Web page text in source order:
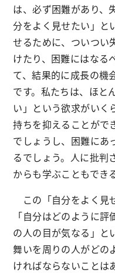
は、必ず困難があり、
分をよく見せたい」と
せるために、ついつい
けたり、困難にはなる
て、結果的に成長の機
です。私たちは、ほと
い」という欲求がいく
持ちを抑えることがで
でしょうし、困難にあ
るでしょう。人に批判
からも学ぶこともでき
この「自分をよく見
「自分はどのように
の人の目が気なる」と
舞いを周りの人がどの
ければならないことは